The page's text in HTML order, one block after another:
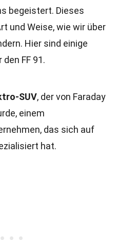
begeistert. Dieses
und Weise, wie wir über
Hier sind einige
FF 91.
SUV, der von Faraday
einem
das sich auf
hat.